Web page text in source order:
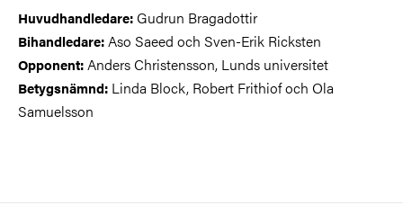
Huvudhandledare:Gudrun Bragadottir
Bihandledare:Aso Saeed och Sven-Erik Ricksten
Opponent:Anders Christensson, Lunds universitet
Betygsnämnd: Linda Block, Robert Frithiof och Ola
Samuelsson